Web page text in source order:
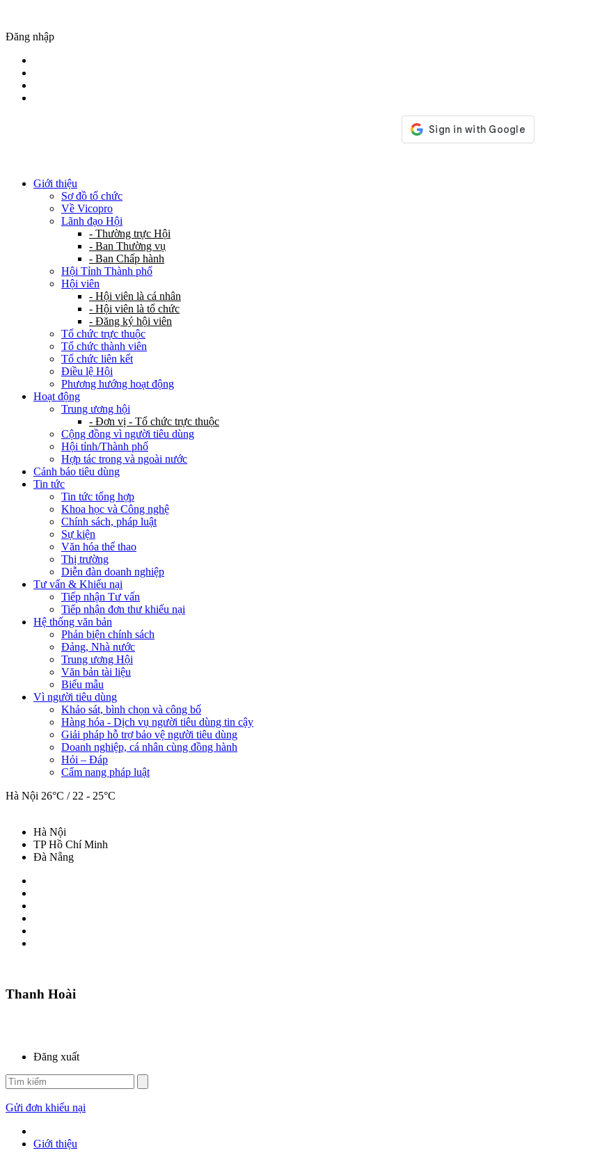
Đăng nhập
Giới thiệu
Sơ đồ tổ chức
Về Vicopro
Lãnh đạo Hội
- Thường trực Hội
- Ban Thường vụ
- Ban Chấp hành
Hội Tỉnh Thành phố
Hội viên
- Hội viên là cá nhân
- Hội viên là tổ chức
- Đăng ký hội viên
Tổ chức trực thuộc
Tổ chức thành viên
Tổ chức liên kết
Điều lệ Hội
Phương hướng hoạt động
Hoạt động
Trung ương hội
- Đơn vị - Tổ chức trực thuộc
Cộng đồng vì người tiêu dùng
Hội tỉnh/Thành phố
Hợp tác trong và ngoài nước
Cảnh báo tiêu dùng
Tin tức
Tin tức tổng hợp
Khoa học và Công nghệ
Chính sách, pháp luật
Sự kiện
Văn hóa thể thao
Thị trường
Diễn đàn doanh nghiệp
Tư vấn & Khiếu nại
Tiếp nhận Tư vấn
Tiếp nhận đơn thư khiếu nại
Hệ thống văn bản
Phản biện chính sách
Đảng, Nhà nước
Trung ương Hội
Văn bản tài liệu
Biểu mẫu
Vì người tiêu dùng
Khảo sát, bình chọn và công bố
Hàng hóa - Dịch vụ người tiêu dùng tin cậy
Giải pháp hỗ trợ bảo vệ người tiêu dùng
Doanh nghiệp, cá nhân cùng đồng hành
Hỏi – Đáp
Cẩm nang pháp luật
Hà Nội 26°C / 22 - 25°C
Hà Nội
TP Hồ Chí Minh
Đà Nẵng
Thanh Hoài
Đăng xuất
Gửi đơn khiếu nại
Giới thiệu